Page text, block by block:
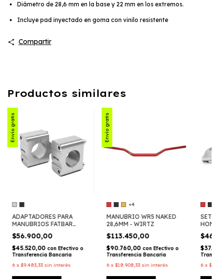
Diámetro de 28,6 mm en la base y 22 mm en los extremos.
Incluye pad inyectado en goma con vinilo resistente
Compartir
Productos similares
Envío gratis
ADAPTADORES PARA
MANUBRIOS FATBAR
(28,6MM) - WIRTZ
$56.900,00
$45.520,00 con Efectivo o
Transferencia Bancaria
6 x$9.483,33 sin interés
Envío gratis
+4
MANUBRIO WR5 NAKED
28,6MM - WIRTZ
$113.450,00
$90.760,00 con Efectivo o
Transferencia Bancaria
6 x$18.908,33 sin interés
SET
6 x